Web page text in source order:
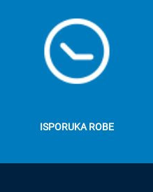
ISPORUKA ROBE